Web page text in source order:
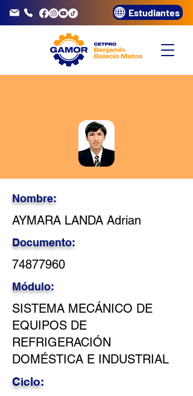
3320072 Estudiantes
Nombre:
AYMARA LANDA Adrian
Documento:
74877960
Módulo:
SISTEMA MECÁNICO DE
EQUIPOS DE
REFRIGERACIÓN
DOMÉSTICA E INDUSTRIAL
Ciclo: